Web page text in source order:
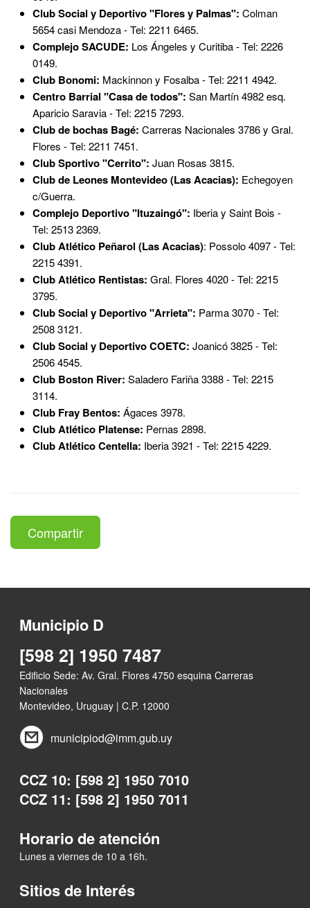
Club Social y Deportivo "Flores y Palmas": Colman
5654 casi Mendoza - Tel: 2211 6465.
Complejo SACUDE: Los Ángeles y Curitiba - Tel: 2226
0149.
Club Bonomi: Mackinnon y Fosalba - Tel: 2211 4942.
Centro Barrial "Casa de todos": San Martín 4982 esq.
Aparicio Saravia - Tel: 2215 7293.
Club de bochas Bagé: Carreras Nacionales 3786 y Gral.
Flores - Tel: 2211 7451.
Club Sportivo "Cerrito": Juan Rosas 3815.
Club de Leones Montevideo (Las Acacias): Echegoyen
c/Guerra.
Complejo Deportivo "Ituzaingó": Iberia y Saint Bois -
Tel: 2513 2369.
Club Atlético Peñarol (Las Acacias): Possolo 4097 - Tel:
2215 4391.
Club Atlético Rentistas: Gral. Flores 4020 - Tel: 2215
3795.
Club Social y Deportivo "Arrieta": Parma 3070 - Tel:
2508 3121.
Club Social y Deportivo COETC: Joanicó 3825 - Tel:
2506 4545.
Club Boston River: Saladero Fariña 3388 - Tel: 2215
3114.
Club Fray Bentos: Ágaces 3978.
Club Atlético Platense: Pernas 2898.
Club Atlético Centella: Iberia 3921 - Tel: 2215 4229.
Compartir
Municipio D
[598 2] 1950 7487
Edificio Sede: Av. Gral. Flores 4750 esquina Carreras
Nacionales
Montevideo, Uruguay | C.P. 12000
municipiod@imm.gub.uy
CCZ 10: [598 2] 1950 7010
CCZ 11: [598 2] 1950 7011
Horario de atención
Lunes a viernes de 10 a 16h.
Sitios de Interés